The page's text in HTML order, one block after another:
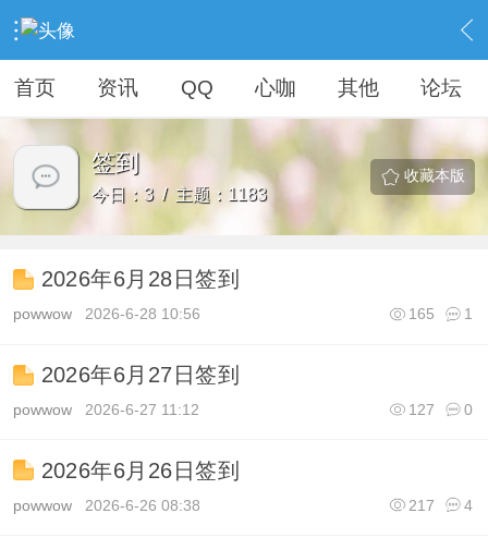
› 社区广场 › 纪念馆 › 签到
首页 资讯 QQ 心咖 其他 论坛
签到
今日：3 / 主题：1183
收藏本版
2026年6月28日签到
powwow2026-6-28 10:56 1
165
2026年6月27日签到
powwow2026-6-27 11:12 0
127
2026年6月26日签到
powwow2026-6-26 08:38 4
217